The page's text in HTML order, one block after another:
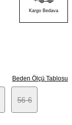
Kargo Bedava
Beden Ölçü Tablosu
56-6